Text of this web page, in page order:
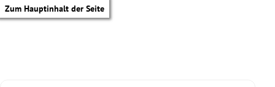
Zum Hauptinhalt der Seite